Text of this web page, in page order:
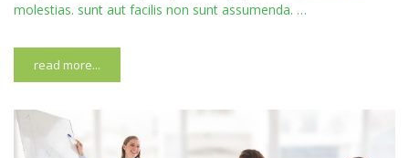
molestias. sunt aut facilis non sunt assumenda. …
read more...